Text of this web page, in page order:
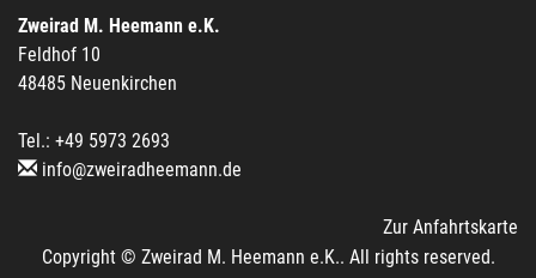
Zweirad M. Heemann e.K.
Feldhof 10
48485 Neuenkirchen
Tel.: +49 5973 2693
info@zweiradheemann.de
Zur Anfahrtskarte
Copyright © Zweirad M. Heemann e.K.. All rights reserved.